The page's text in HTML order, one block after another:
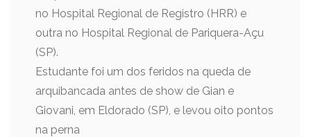
no Hospital Regional de Registro (HRR) e
outra no Hospital Regional de Pariquera-Açu
(SP).
Estudante foi um dos feridos na queda de
arquibancada antes de show de Gian e
Giovani, em Eldorado (SP), e levou oito pontos
na perna